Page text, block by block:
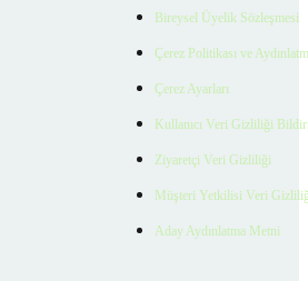
Bireysel Üyelik Sözleşmesi
Çerez Politikası ve
Çerez Ayarları
Kullanıcı Veri Gizliliği
Ziyaretçi Veri Gizliliği
Müşteri Yetkilisi Veri
Aday Aydınlatma Metni